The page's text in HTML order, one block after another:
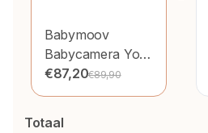
Babymoov
Babycamera Yoo-
Roll
€87,20€89,90
Totaal